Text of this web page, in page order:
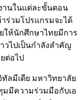
านในแต่ละขั้นตอน
ร่วมโปรแกรมจะได้
ให้นักศึกษาไทยมีการ
วไปเป็นกำลังสำคัญ
ต่อไป
ลมีเดีย มหาวิทยาลัย
มมีความร่วมมือกับเอ